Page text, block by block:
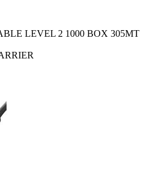
LEVEL 2 1000 BOX 305MT